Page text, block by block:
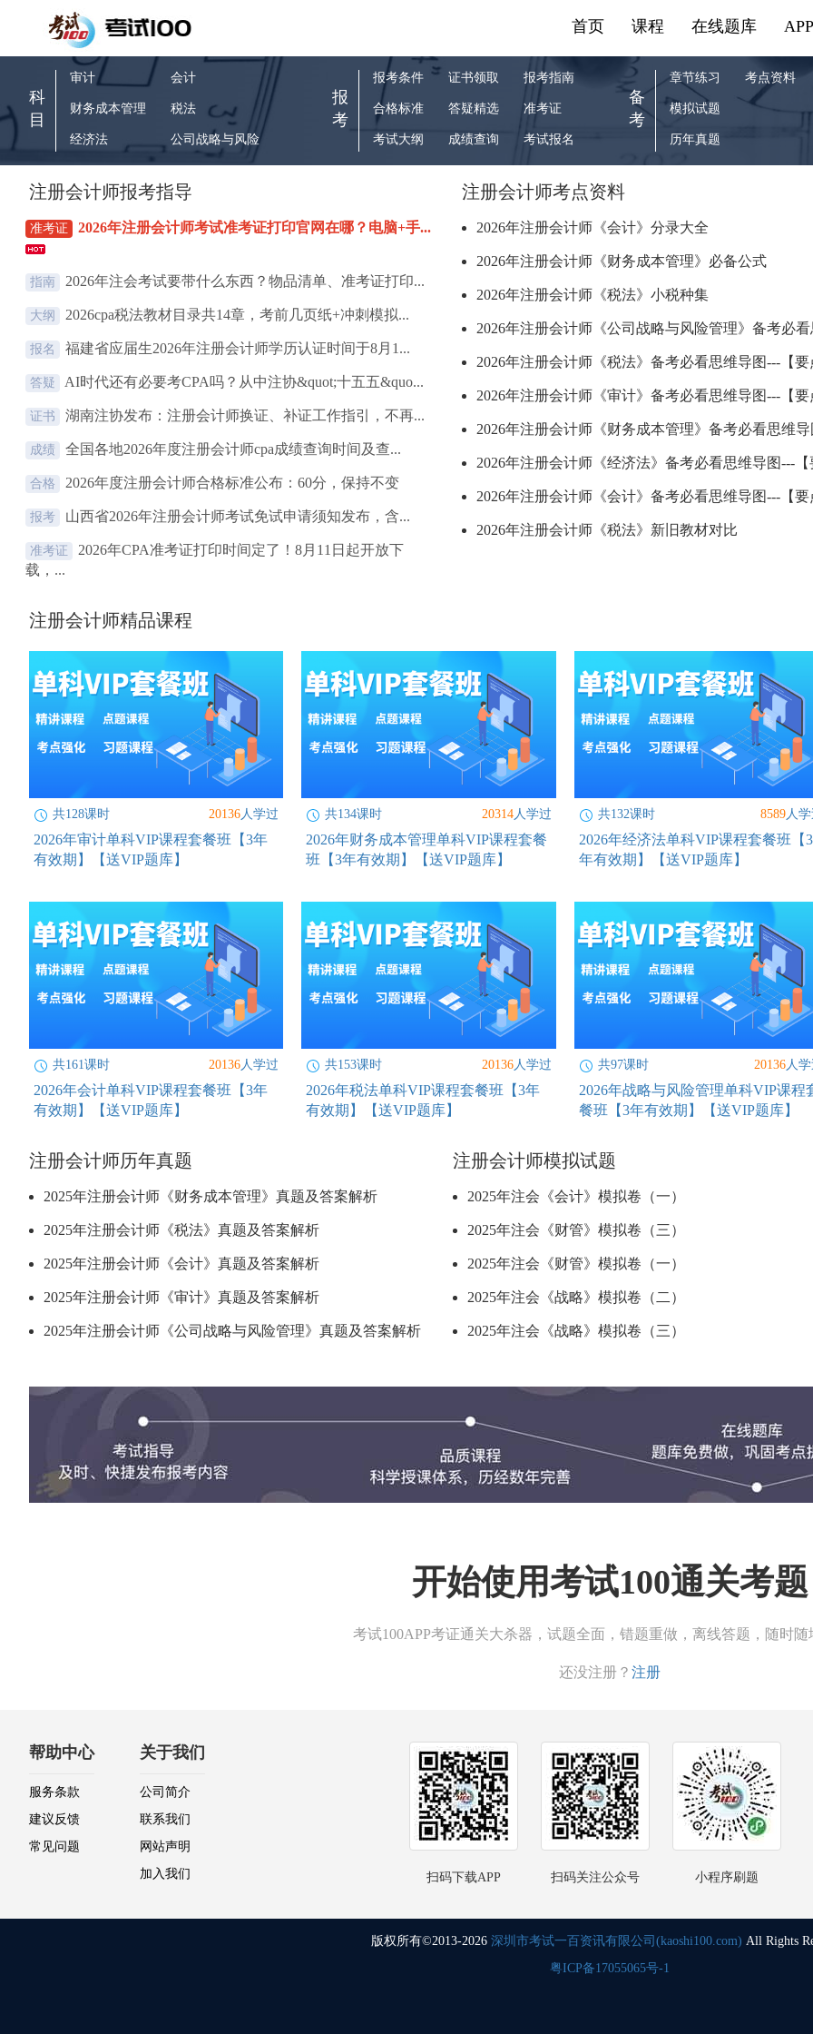
在线题库
课程
首页
科
目
审计
财务成本管理
经济法
会计
税法
公司战略与风险
报
考
报考条件
合格标准
考试大纲
证书领取
答疑精选
成绩查询
报考指南
准考证
考试报名
备
考
章节练习
模拟试题
历年真题
考点资料
注册会计师报考指导
准考证 2026年注册会计师考试准考证打印官网在哪？电脑+手...
指南 2026年注会考试要带什么东西？物品清单、准考证打印...
大纲 2026cpa税法教材目录共14章，考前几页纸+冲刺模拟...
报名 福建省应届生2026年注册会计师学历认证时间于8月1...
答疑 AI时代还有必要考CPA吗？从中注协&quot;十五五&quo...
证书 湖南注协发布：注册会计师换证、补证工作指引，不再...
成绩 全国各地2026年度注册会计师cpa成绩查询时间及查...
合格 2026年度注册会计师合格标准公布：60分，保持不变
报考 山西省2026年注册会计师考试免试申请须知发布，含...
准考证
2026年CPA准考证打印时间定了！8月11日起开放下
载，...
注册会计师考点资料
2026年注册会计师《会计》分录大全
2026年注册会计师《财务成本管理》必备公式
2026年注册会计师《税法》小税种集
2026年注册会计师《公司战略与风险管理》备考必看
2026年注册会计师《税法》备考必看思维导图---【要
2026年注册会计师《审计》备考必看思维导图---【要
2026年注册会计师《财务成本管理》备考必看思维导
2026年注册会计师《经济法》备考必看思维导图---【
2026年注册会计师《会计》备考必看思维导图---【要
2026年注册会计师《税法》新旧教材对比
注册会计师精品课程
共128课时 20136人学过
2026年审计单科VIP课程套餐班【3年
有效期】【送VIP题库】
共134课时 20314人学过
2026年财务成本管理单科VIP课程套餐
班【3年有效期】【送VIP题库】
共132课时 8589人学
2026年经济法单科VIP课程套餐班【3
年有效期】【送VIP题库】
共161课时 20136人学过
2026年会计单科VIP课程套餐班【3年
有效期】【送VIP题库】
共153课时 20136人学过
2026年税法单科VIP课程套餐班【3年
有效期】【送VIP题库】
共97课时 20136人学
2026年战略与风险管理单科VIP课程
餐班【3年有效期】【送VIP题库】
注册会计师历年真题
2025年注册会计师《财务成本管理》真题及答案解析
2025年注册会计师《税法》真题及答案解析
2025年注册会计师《会计》真题及答案解析
2025年注册会计师《审计》真题及答案解析
2025年注册会计师《公司战略与风险管理》真题及答案解析
注册会计师模拟试题
2025年注会《会计》模拟卷（一）
2025年注会《财管》模拟卷（三）
2025年注会《财管》模拟卷（一）
2025年注会《战略》模拟卷（二）
2025年注会《战略》模拟卷（三）
开始使用考试100通关考题
考试100APP考证通关大杀器，试题全面，错题重做，离线答题，随时随
还没注册？ 注册
帮助中心
服务条款
建议反馈
常见问题
关于我们
公司简介
联系我们
网站声明
加入我们
扫码下载APP 扫码关注公众号 小程序刷题
版权所有©2013-2026 深圳市考试一百资讯有限公司(kaoshi100.com) All Rights
粤ICP备17055065号-1